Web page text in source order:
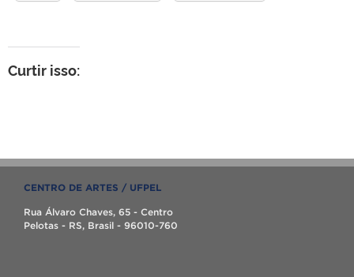
Curtir isso:
CENTRO DE ARTES / UFPEL
Rua Álvaro Chaves, 65 - Centro
Pelotas - RS, Brasil - 96010-760